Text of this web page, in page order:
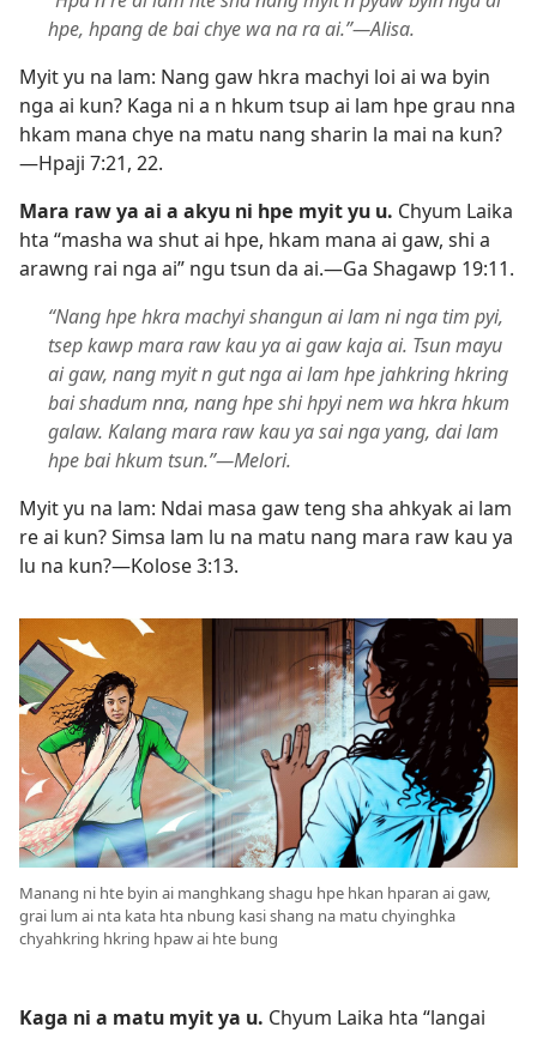
hpe, hpang de bai chye wa na ra ai.”​—Alisa.
Myit yu na lam: Nang gaw hkra machyi loi ai wa byin
nga ai kun? Kaga ni a n hkum tsup ai lam hpe grau nna
hkam mana chye na matu nang sharin la mai na kun?​
—Hpaji 7:21, 22.
Mara raw ya ai a akyu ni hpe myit yu u. Chyum Laika
hta “masha wa shut ai hpe, hkam mana ai gaw, shi a
arawng rai nga ai” ngu tsun da ai.​—Ga Shagawp 19:11.
“Nang hpe hkra machyi shangun ai lam ni nga tim pyi,
tsep kawp mara raw kau ya ai gaw kaja ai. Tsun mayu
ai gaw, nang myit n gut nga ai lam hpe jahkring hkring
bai shadum nna, nang hpe shi hpyi nem wa hkra hkum
galaw. Kalang mara raw kau ya sai nga yang, dai lam
hpe bai hkum tsun.”​—Melori.
Myit yu na lam: Ndai masa gaw teng sha ahkyak ai lam
re ai kun? Simsa lam lu na matu nang mara raw kau ya
lu na kun?​—Kolose 3:13.
Manang ni hte byin ai manghkang shagu hpe hkan hparan ai gaw,
grai lum ai nta kata hta nbung kasi shang na matu chyinghka
chyahkring hkring hpaw ai hte bung
Kaga ni a matu myit ya u. Chyum Laika hta “langai